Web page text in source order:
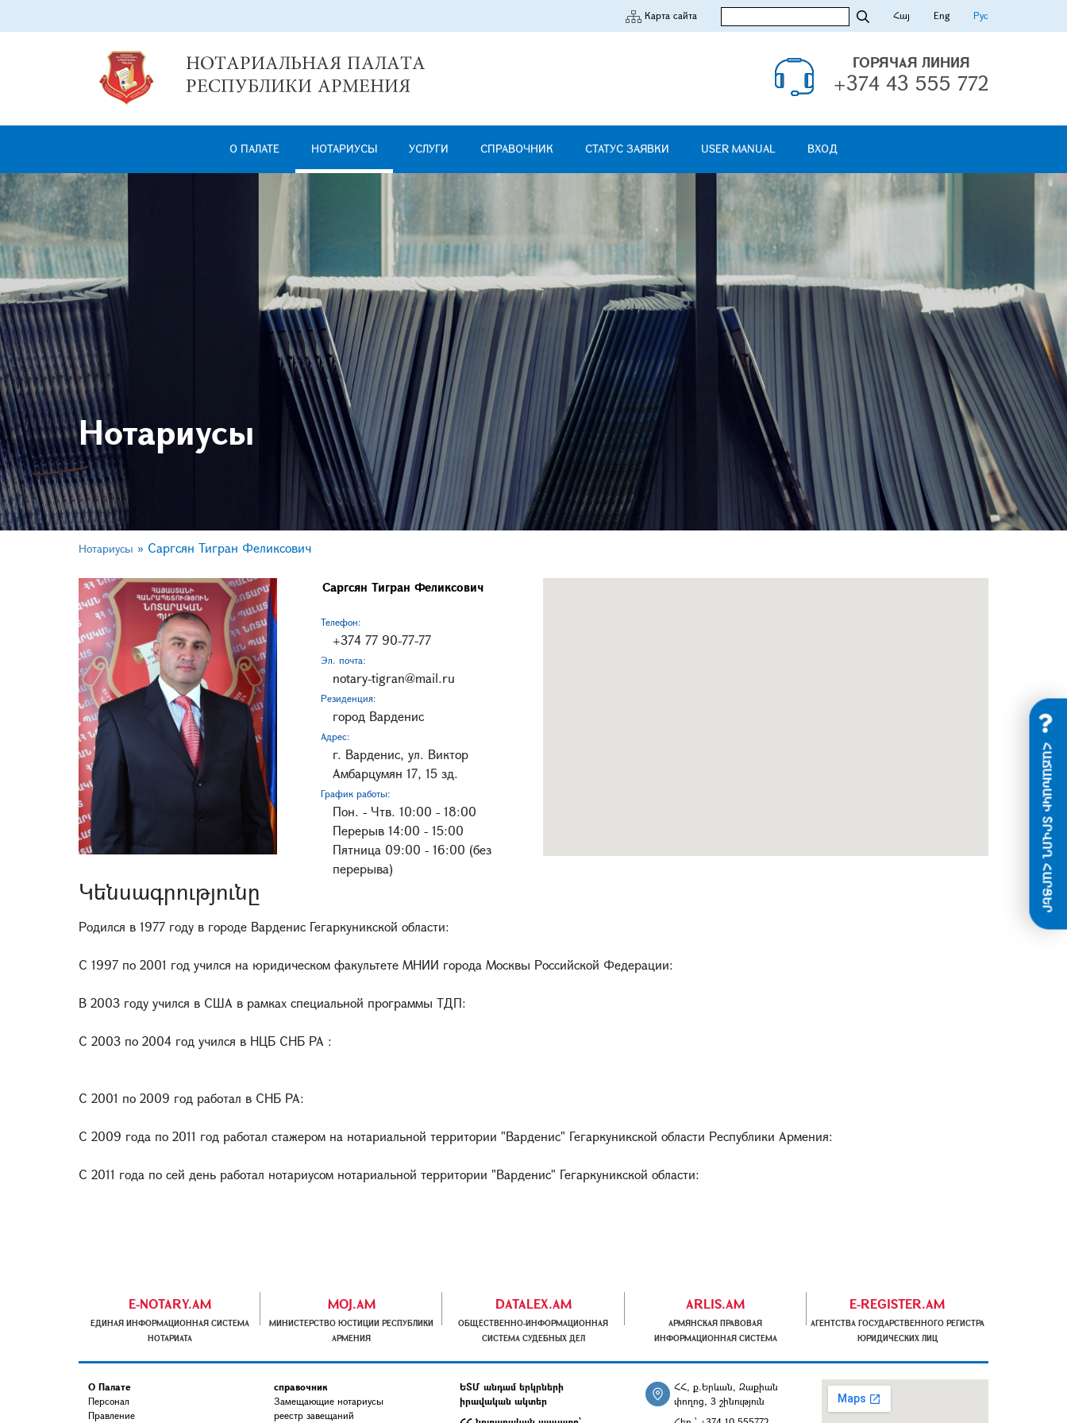
Карта сайта Հայ Eng Рус
ГОРЯЧАЯ ЛИНИЯ
+374 43 555 772
О ПАЛАТЕ НОТАРИУСЫ УСЛУГИ СПРАВОЧНИК СТАТУС ЗАЯВКИ USER MANUAL ВХОД
Нотариусы
Нотариусы » Саргсян Тигран Феликсович
Саргсян Тигран Феликсович
Телефон:
+374 77 90-77-77
Эл. почта:
notary-tigran@mail.ru
Резиденция:
город Варденис
Адрес:
г. Варденис, ул. Виктор
Амбарцумян 17, 15 зд.
График работы:
Пон. - Чтв. 10:00 - 18:00
Перерыв 14:00 - 15:00
Пятница 09:00 - 16:00 (без
перерыва)
Կենսագրությունը
Родился в 1977 году в городе Варденис Гегаркуникской области:
С 1997 по 2001 год учился на юридическом факультете МНИИ города Москвы Российской Федерации:
В 2003 году учился в США в рамках специальной программы ТДП:
С 2003 по 2004 год учился в НЦБ СНБ РА :
С 2001 по 2009 год работал в СНБ РА:
С 2009 года по 2011 год работал стажером на нотариальной территории "Варденис" Гегаркуникской области Республики Армения:
С 2011 года по сей день работал нотариусом нотариальной территории "Варденис" Гегаркуникской области:
E-NOTARY.AM
ЕДИНАЯ ИНФОРМАЦИОННАЯ СИСТЕМА
НОТАРИАТА
MOJ.AM
МИНИСТЕРСТВО ЮСТИЦИИ РЕСПУБЛИКИ
АРМЕНИЯ
DATALEX.AM
ОБЩЕСТВЕННО-ИНФОРМАЦИОННАЯ
СИСТЕМА СУДЕБНЫХ ДЕЛ
ARLIS.AM
АРМЯНСКАЯ ПРАВОВАЯ
ИНФОРМАЦИОННАЯ СИСТЕМА
E-REGISTER.AM
АГЕНТСТВА ГОСУДАРСТВЕННОГО РЕГИСТРА
ЮРИДИЧЕСКИХ ЛИЦ
О Палате
Персонал
Правление
справочник
Замещающие нотариусы
реестр завещаний
ԵՏՄ անդամ երկրների
իրավական ակտեր
ՀՀ, ք.Երևան, Զաքիան
փողոց, 3 շինություն
ՀԱՃԱԽԱԿԻ ՏՐՎՈՂ ՀԱՐՑԵՐ